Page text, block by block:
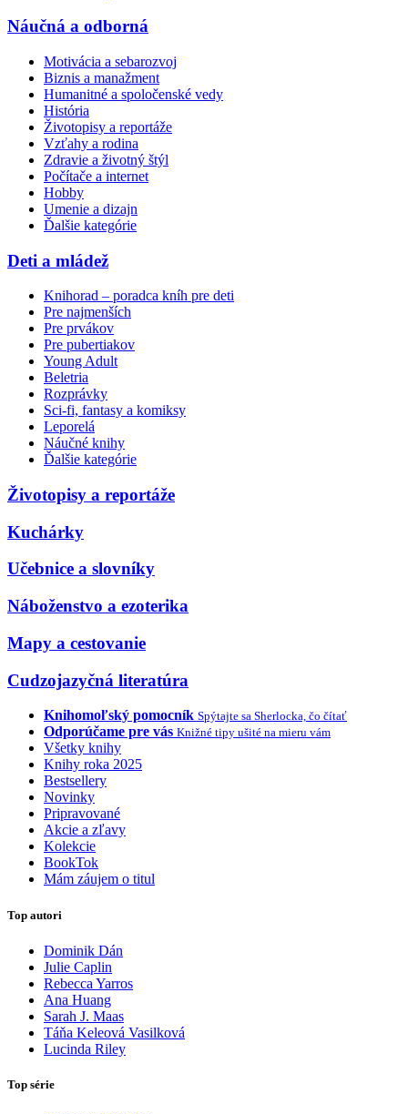
Náučná a odborná
Motivácia a sebarozvoj
Biznis a manažment
Humanitné a spoločenské vedy
História
Životopisy a reportáže
Vzťahy a rodina
Zdravie a životný štýl
Počítače a internet
Hobby
Umenie a dizajn
Ďalšie kategórie
Deti a mládež
Knihorad – poradca kníh pre deti
Pre najmenších
Pre prvákov
Pre pubertiakov
Young Adult
Beletria
Rozprávky
Sci-fi, fantasy a komiksy
Leporelá
Náučné knihy
Ďalšie kategórie
Životopisy a reportáže
Kuchárky
Učebnice a slovníky
Náboženstvo a ezoterika
Mapy a cestovanie
Cudzojazyčná literatúra
Knihomoľský pomocník Spýtajte sa Sherlocka, čo čítať
Odporúčame pre vás Knižné tipy ušité na mieru vám
Všetky knihy
Knihy roka 2025
Bestsellery
Novinky
Pripravované
Akcie a zľavy
Kolekcie
BookTok
Mám záujem o titul
Top autori
Dominik Dán
Julie Caplin
Rebecca Yarros
Ana Huang
Sarah J. Maas
Táňa Keleová Vasilková
Lucinda Riley
Top série